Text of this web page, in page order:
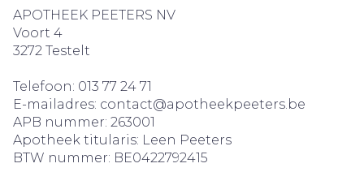
APOTHEEK PEETERS NV
Voort 4
3272 Testelt
Telefoon: 013 77 24 71
E-mailadres: contact@apotheekpeeters.be
APB nummer: 263001
Apotheek titularis: Leen Peeters
BTW nummer: BE0422792415